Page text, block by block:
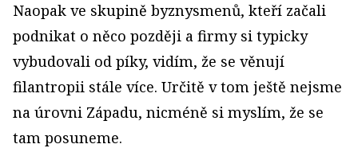
Naopak ve skupině byznysmenů, kteří začali
podnikat o něco později a firmy si typicky
vybudovali od píky, vidím, že se věnují
filantropii stále více. Určitě v tom ještě nejsme
na úrovni Západu, nicméně si myslím, že se
tam posuneme.